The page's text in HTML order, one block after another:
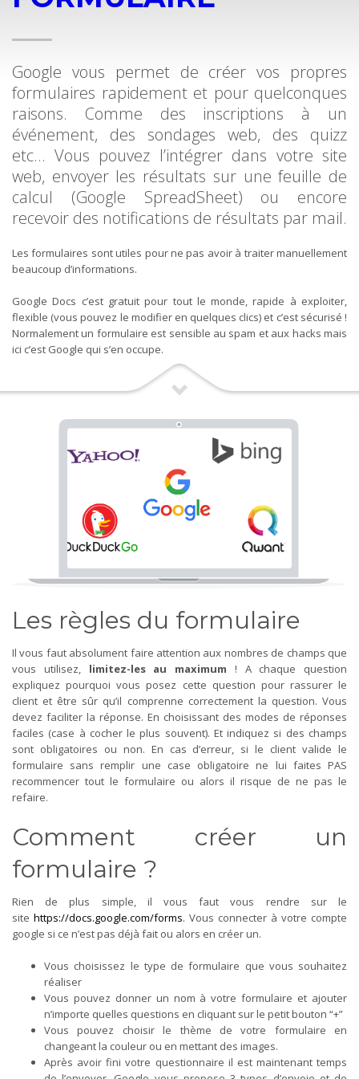
Google vous permet de créer vos propres
formulaires rapidement et pour quelconques
raisons. Comme des inscriptions à un
événement, des sondages web, des quizz
etc… Vous pouvez l’intégrer dans votre site
web, envoyer les résultats sur une feuille de
calcul (Google SpreadSheet) ou encore
recevoir des notifications de résultats par mail.
Les formulaires sont utiles pour ne pas avoir à traiter manuellement
beaucoup d’informations.
Google Docs c’est gratuit pour tout le monde, rapide à exploiter,
flexible (vous pouvez le modifier en quelques clics) et c’est sécurisé !
Normalement un formulaire est sensible au spam et aux hacks mais
ici c’est Google qui s’en occupe.
Les règles du formulaire
Il vous faut absolument faire attention aux nombres de champs que
vous utilisez, limitez-les au maximum ! A chaque question
expliquez pourquoi vous posez cette question pour rassurer le
client et être sûr qu’il comprenne correctement la question. Vous
devez faciliter la réponse. En choisissant des modes de réponses
faciles (case à cocher le plus souvent). Et indiquez si des champs
sont obligatoires ou non. En cas d’erreur, si le client valide le
formulaire sans remplir une case obligatoire ne lui faites PAS
recommencer tout le formulaire ou alors il risque de ne pas le
refaire.
Comment créer un
formulaire ?
Rien de plus simple, il vous faut vous rendre sur le
site https://docs.google.com/forms. Vous connecter à votre compte
google si ce n’est pas déjà fait ou alors en créer un.
Vous choisissez le type de formulaire que vous souhaitez
réaliser
Vous pouvez donner un nom à votre formulaire et ajouter
n’importe quelles questions en cliquant sur le petit bouton “+”
Vous pouvez choisir le thème de votre formulaire en
changeant la couleur ou en mettant des images.
Après avoir fini votre questionnaire il est maintenant temps